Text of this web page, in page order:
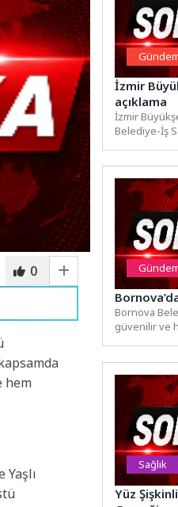
0
hem
İzmir
açıklama
İzmir
Belediye-İş
Bornova
güvenilir ve
Sağlık
Yüz